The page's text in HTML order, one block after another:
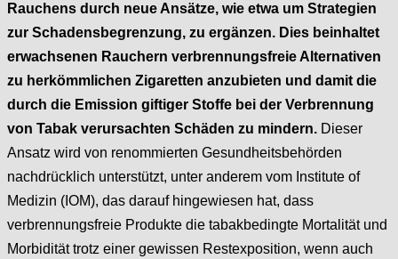
Rauchens durch neue Ansätze, wie etwa um Strategien
zur Schadensbegrenzung, zu ergänzen. Dies beinhaltet
erwachsenen Rauchern verbrennungsfreie Alternativen
zu herkömmlichen Zigaretten anzubieten und damit die
durch die Emission giftiger Stoffe bei der Verbrennung
von Tabak verursachten Schäden zu mindern. Dieser
Ansatz wird von renommierten Gesundheitsbehörden
nachdrücklich unterstützt, unter anderem vom Institute of
Medizin (IOM), das darauf hingewiesen hat, dass
verbrennungsfreie Produkte die tabakbedingte Mortalität und
Morbidität trotz einer gewissen Restexposition, wenn auch